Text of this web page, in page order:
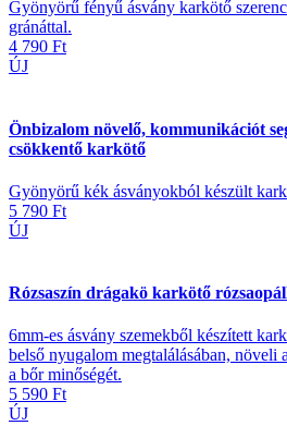
Gyönyörű fényű ásvány karkötő
gránáttal.
4 790 Ft
ÚJ
Önbizalom növelő, kommunikációt
csökkentő karkötő
Gyönyörű kék ásványokból készült
5 790 Ft
ÚJ
Rózsaszín drágakö karkötő
6mm-es ásvány szemekből készített
belső nyugalom megtalálásában, növeli
a bőr minőségét.
5 590 Ft
ÚJ